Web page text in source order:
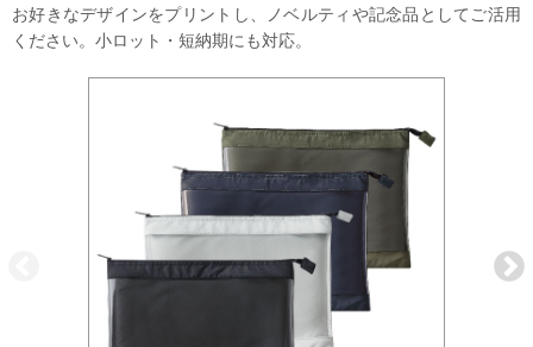
お好きなデザインをプリントし、ノベルティや記念品としてご活用
ください。小ロット・短納期にも対応。